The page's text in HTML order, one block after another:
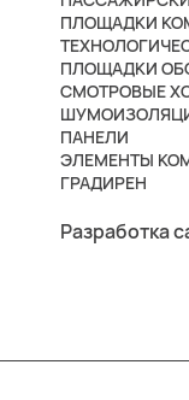
ПЛОЩАДКИ
ПЛОЩАДКИ
СМОТРОВЫЕ
ПАНЕЛИ
ЭЛЕМЕНТЫ
ГРАДИРЕН
Разработка